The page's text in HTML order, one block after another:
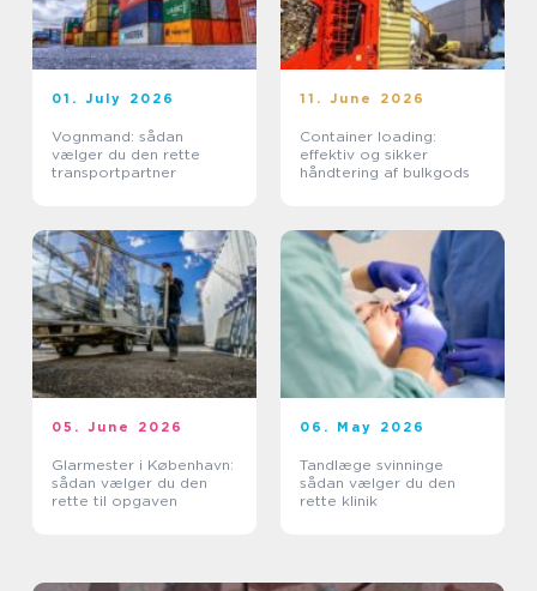
01. July 2026
Vognmand: sådan
vælger du den rette
transportpartner
11. June 2026
Container loading:
effektiv og sikker
håndtering af bulkgods
05. June 2026
Glarmester i København:
sådan vælger du den
rette til opgaven
06. May 2026
Tandlæge svinninge
sådan vælger du den
rette klinik